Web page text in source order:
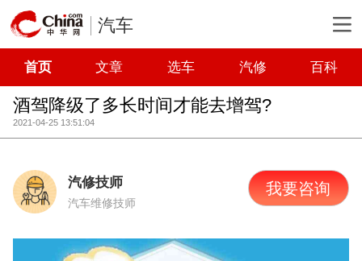
汽车
首页 文章 选车 汽修 百科
酒驾降级了多长时间才能去增驾?
2021-04-25 13:51:04
汽修技师
汽车维修技师
我要咨询